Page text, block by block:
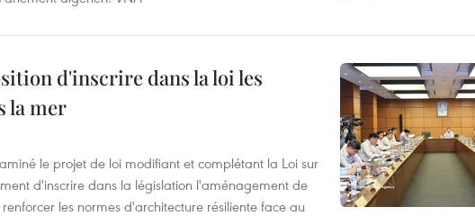
d'inscrire dans la loi les
la mer
le projet de loi modifiant et complétant la Loi sur
d'inscrire dans la législation l'aménagement de
les normes d'architecture résiliente face au